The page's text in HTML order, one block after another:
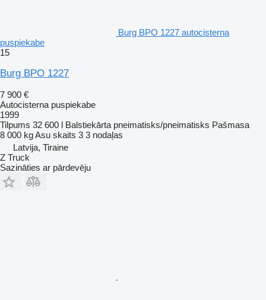
Burg BPO 1227 autocisterna
puspiekabe
15
Burg BPO 1227
7 900 €
Autocisterna puspiekabe
1999
Tilpums 32 600 l Balstiekārta pneimatisks/pneimatisks Pašmasa
8 000 kgAsu skaits 3 3 nodaļas
Latvija, Tiraine
Z Truck
Sazināties ar pārdevēju